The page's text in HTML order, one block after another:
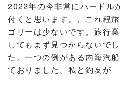
2022年の今非常にハードル
付くと思います。。これ程
ゴリーは少ないです。旅行
してもまず見つからないで
た。一つの例がある内海汽
ておりました。私と釣友が